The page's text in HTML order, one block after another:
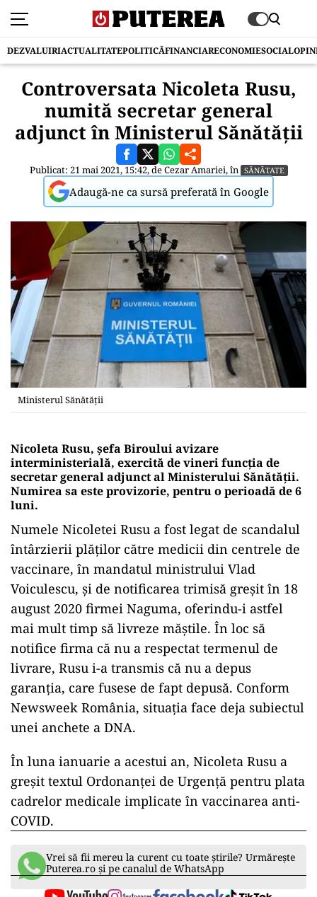
DEZVALUIRIACTUALITATEPOLITICĂFINANCIARECONOMIESOCIAL
Controversata Nicoleta Rusu,
numită secretar general
adjunct în Ministerul Sănătății
Publicat: 21 mai 2021, 15:42, deCezar Amariei, în SĂNĂTATE
Adaugă-ne ca sursă preferată în Google
Ministerul Sănătății
Nicoleta Rusu, șefa Biroului avizare
interministerială, exercită de vineri funcția de
secretar general adjunct al Ministerului Sănătății.
Numirea sa este provizorie, pentru o perioadă de 6
luni.
Numele Nicoletei Rusu a fost legat de scandalul
întârzierii plăților către medicii din centrele de
vaccinare, în mandatul ministrului Vlad
Voiculescu, și de notificarea trimisă greșit în 18
august 2020 firmei Naguma, oferindu-i astfel
mai mult timp să livreze măștile. În loc să
notifice firma că nu a respectat termenul de
livrare, Rusu i-a transmis că nu a depus
garanția, care fusese de fapt depusă. Conform
Newsweek România, situația face deja subiectul
unei anchete a DNA.
În luna ianuarie a acestui an, Nicoleta Rusu a
greșit textul Ordonanței de Urgență pentru plata
cadrelor medicale implicate în vaccinarea anti-
COVID.